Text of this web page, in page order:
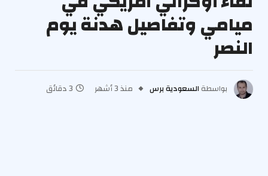
ميامي وتفاصيل هدنة يوم
النصر
بواسطة السعودية برس منذ 3 أشهر 3 دقائق